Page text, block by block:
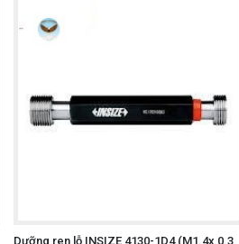
Dưỡng ren lỗ INSIZE 4130-1D4 (M1.4x 0.3